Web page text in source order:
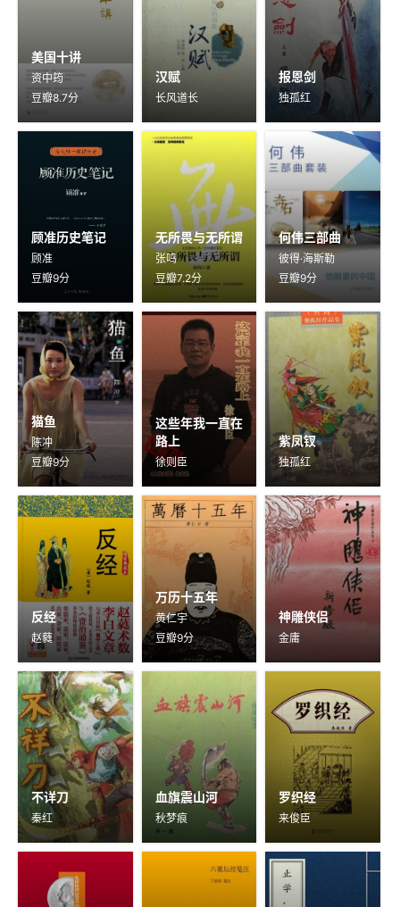
美国十讲
资中筠
豆瓣8.7分
汉赋
长风道长
报恩剑
独孤红
顾准历史笔记
顾准
豆瓣9分
无所畏与无所谓
张鸣
豆瓣7.2分
何伟三部曲
彼得·海斯勒
豆瓣9分
猫鱼
陈冲
豆瓣9分
这些年我一直在
路上
徐则臣
紫凤钗
独孤红
反经
赵蕤
万历十五年
黄仁宇
豆瓣9分
神雕侠侣
金庸
不详刀
秦红
血旗震山河
秋梦痕
罗织经
来俊臣